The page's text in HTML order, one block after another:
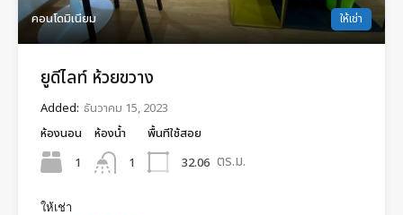
คอนโดมิเนียม ให้เช่า
ยูดีไลท์ ห้วยขวาง
Added: ธันวาคม 15, 2023
ห้องนอน
1
ห้องน้ำ
1
พื้นทีใช้สอย
32.06 ตร.ม.
ให้เช่า